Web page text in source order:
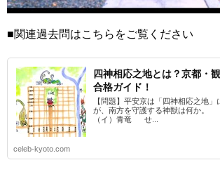
■関連過去問はこちらをご覧ください
四神相応之地とは？京都・
合格ガイド！
【問題】平安京は「四神相応之地
が、南方を守護する神獣は何か。
（イ）青竜 せ...
celeb-kyoto.com